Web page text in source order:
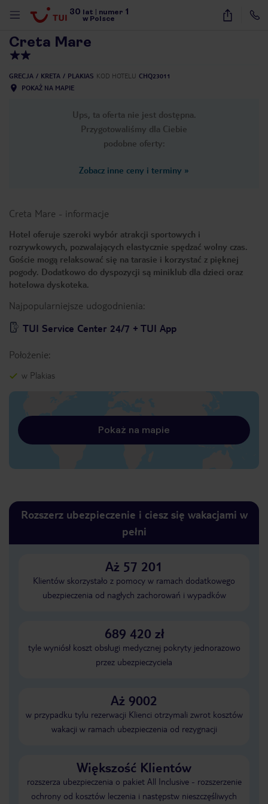
30 lat numer 1
w Polsce
31
Creta Mare
GRECJA KRETA PLAKIAS KOD HOTELU CHQ23011
POKAŻ NA MAPIE
Ups, ta oferta nie jest dostępna.
Przygotowaliśmy dla Ciebie
podobne oferty:
Zobacz inne ceny i terminy »
Creta Mare - informacje
Hotel oferuje szeroki wybór atrakcji sportowych i
rozrywkowych, pozwalających elastycznie spędzać wolny czas.
Goście mogą relaksować się na tarasie i korzystać z pięknej
pogody. Dodatkowo do dyspozycji są miniklub dla dzieci oraz
hotelowa dyskoteka.
Najpopularniejsze udogodnienia:
TUI Service Center 24/7 + TUI App
Położenie:
w Plakias
Pokaż na mapie
Rozszerz ubezpieczenie i ciesz się wakacjami w
pełni
Aż 57 201
Klientów skorzystało z pomocy w ramach dodatkowego
ubezpieczenia od nagłych zachorowań i wypadków
689 420 zł
tyle wyniósł koszt obsługi medycznej pokryty jednorazowo
przez ubezpieczyciela
Aż 9002
w przypadku tylu rezerwacji Klienci otrzymali zwrot kosztów
wakacji w ramach ubezpieczenia od rezygnacji
Większość Klientów
rozszerza ubezpieczenia o pakiet All Inclusive - rozszerzenie
ochrony od kosztów leczenia i następstw nieszczęśliwych